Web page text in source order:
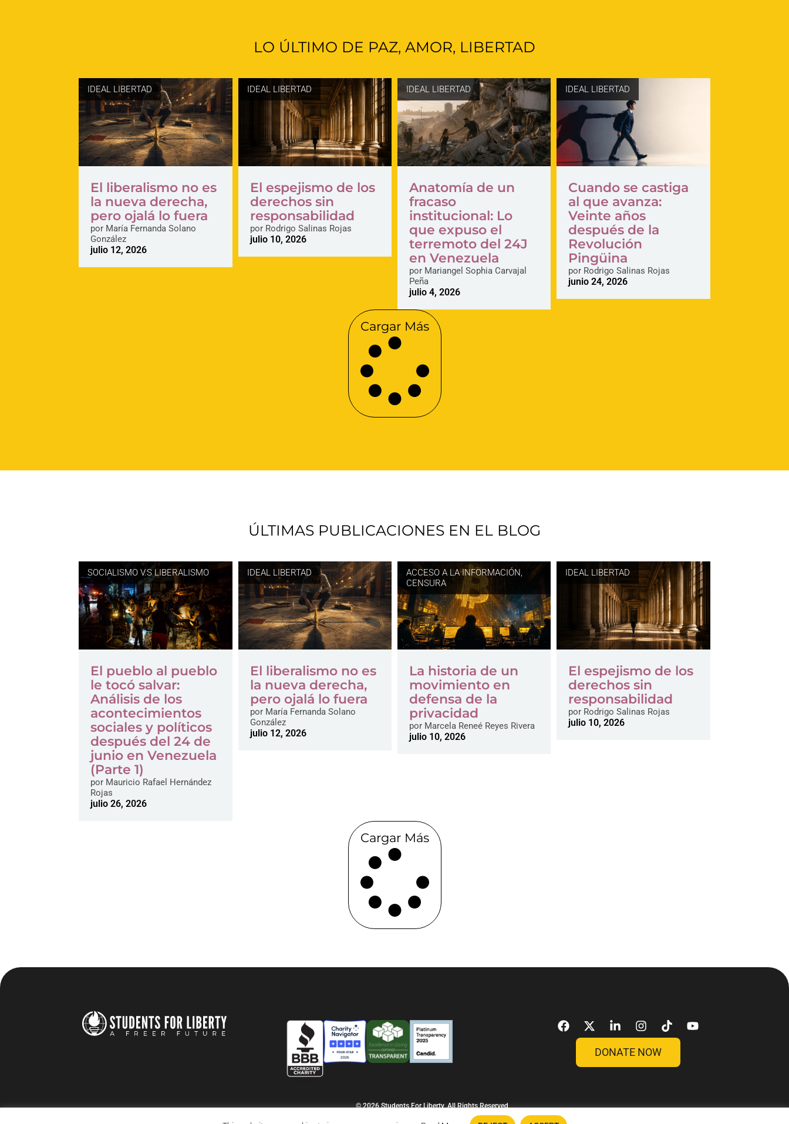
LO ÚLTIMO DE PAZ, AMOR, LIBERTAD
IDEAL LIBERTAD
El liberalismo no es
la nueva derecha,
pero ojalá lo fuera
por María Fernanda Solano
González
julio 12, 2026
IDEAL LIBERTAD
El espejismo de los
derechos sin
responsabilidad
porRodrigo Salinas Rojas
julio 10, 2026
IDEAL LIBERTAD
Anatomía de un
fracaso
institucional: Lo
que expuso el
terremoto del 24J
en Venezuela
porMariangel Sophia Carvajal
Peña
julio 4, 2026
IDEAL LIBERTAD
Cuando se castiga
al que avanza:
Veinte años
después de la
Revolución
Pingüina
por Rodrigo Salinas Rojas
junio 24, 2026
Cargar Más
ÚLTIMAS PUBLICACIONES EN EL BLOG
SOCIALISMO V.S LIBERALISMO
El pueblo al pueblo
le tocó salvar:
Análisis de los
acontecimientos
sociales y políticos
después del 24 de
junio en Venezuela
(Parte 1)
por Mauricio Rafael Hernández
Rojas
julio 26, 2026
IDEAL LIBERTAD
El liberalismo no es
la nueva derecha,
pero ojalá lo fuera
porMaría Fernanda Solano
González
julio 12, 2026
ACCESO A LA INFORMACIÓN,
CENSURA
La historia de un
movimiento en
defensa de la
privacidad
porMarcela Reneé Reyes Rivera
julio 10, 2026
IDEAL LIBERTAD
El espejismo de los
derechos sin
responsabilidad
por Rodrigo Salinas Rojas
julio 10, 2026
Cargar Más
© 2026 Students For Liberty, All Rights Reserved
Contact Us
DONATE NOW